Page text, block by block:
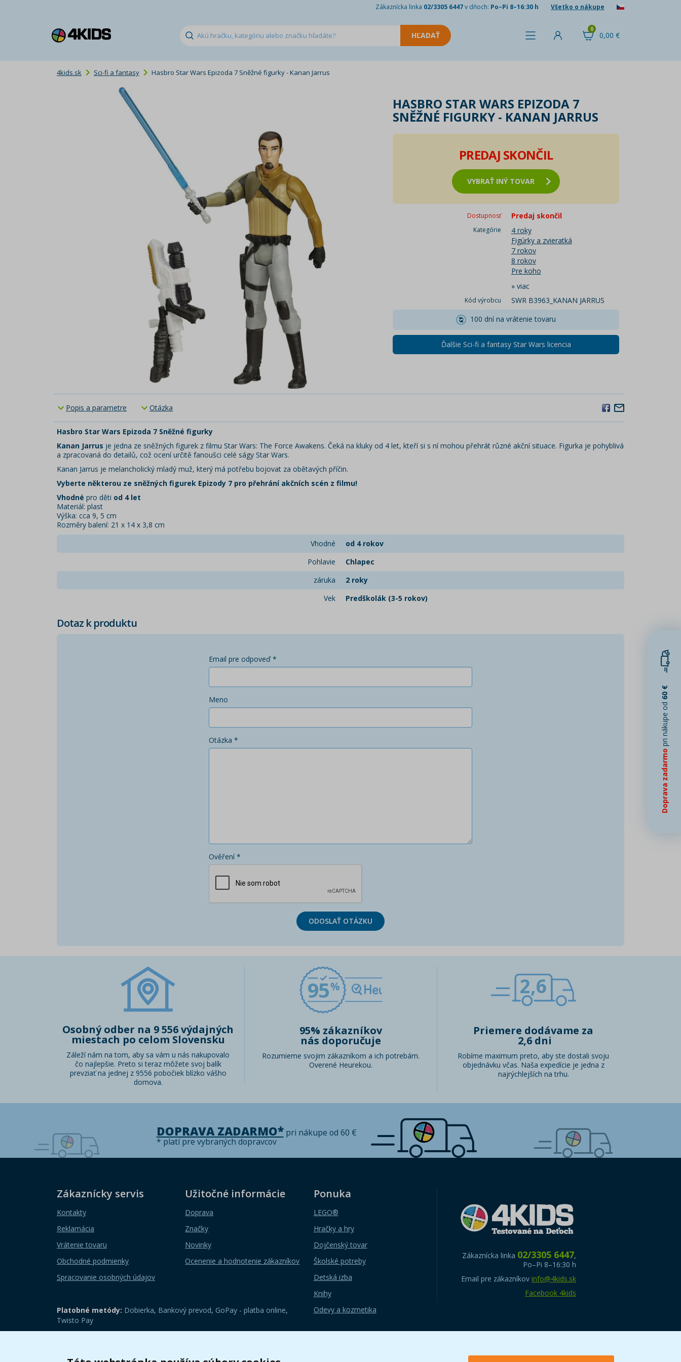
Zákaznícka linka 02/3305 6447v dňoch: Po–Pi 8–16:30 h Všetko o nákupe
0,00 €
0
4kids.sk Sci-fi a fantasy Hasbro Star Wars Epizoda 7 Sněžné figurky - Kanan Jarrus
HASBRO STAR WARS EPIZODA 7
SNĚŽNÉ FIGURKY - KANAN JARRUS
PREDAJ SKONČIL
VYBRAŤ INÝ TOVAR
Dostupnosť Predaj skončil
Kategórie
4 roky
Figúrky a zvieratká
7 rokov
8 rokov
Pre koho
» viac
Kód výrobcu
SWR B3963_KANAN JARRUS
100 dní na vrátenie tovaru
Ďalšie Sci-fi a fantasy Star Wars licencia
Popis a parametre Otázka
Hasbro Star Wars Epizoda 7 Sněžné figurky
Kanan Jarrus je jedna ze sněžných figurek z filmu Star Wars: The Force Awakens. Čeká na kluky od 4 let, kteří si s ní mohou přehrát různé akční situace. Figurka je pohyblivá
a zpracovaná do detailů, což ocení určitě fanoušci celé ságy Star Wars.
Kanan Jarrus je melancholický mladý muž, který má potřebu bojovat za obětavých příčin.
Vyberte některou ze sněžných figurek Epizody 7 pro přehrání akčních scén z filmu!
Vhodné pro děti od 4 let
Materiál: plast
Výška: cca 9, 5 cm
Rozměry balení: 21 x 14 x 3,8 cm
Vhodné
od 4 rokov
Pohlavie
Chlapec
záruka
2 roky
Vek
Predškolák (3-5 rokov)
Dotaz k produktu
Email pre odpoveď *
Meno
Otázka *
Ověření *
ODOSLAŤ OTÁZKU
Osobný odber na 9 556 výdajných
miestach po celom Slovensku
Záleží nám na tom, aby sa vám u nás nakupovalo
čo najlepšie. Preto si teraz môžete svoj balík
prevziať na jednej z 9556 pobočiek blízko vášho
domova.
95
95% zákazníkov
nás doporučuje
Rozumieme svojim zákazníkom a ich potrebám.
Overené Heurekou.
2,6
Priemere dodávame za
2,6 dni
Robíme maximum preto, aby ste dostali svoju
objednávku včas. Naša expedície je jedna z
najrýchlejších na trhu.
DOPRAVA ZADARMO*pri nákupe od 60 €
* platí pre vybraných dopravcov
Zákaznícky servis
Kontakty
Reklamácia
Vrátenie tovaru
Obchodné podmienky
Spracovanie osobných údajov
Užitočné informácie
Doprava
Značky
Novinky
Ocenenie a hodnotenie zákazníkov
Ponuka
LEGO®
Hračky a hry
Dojčenský tovar
Školské potreby
Detská izba
Knihy
Odevy a kozmetika
Platobné metódy: Dobierka, Bankový prevod, GoPay - platba online,
Twisto Pay
Zákaznícka linka 02/3305 6447,
Po–Pi 8–16:30 h
Email pre zákazníkov info@4kids.sk
Facebook 4kids
Doprava zadarmo
pri nákupe od
60 €